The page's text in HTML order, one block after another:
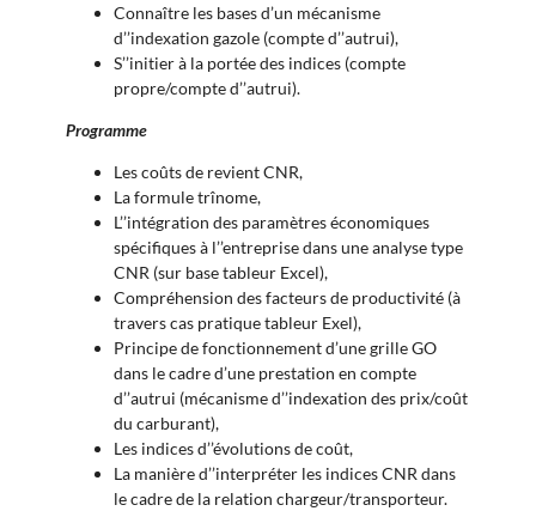
Connaître les bases d’un mécanisme
d’’indexation gazole (compte d’’autrui),
S’’initier à la portée des indices (compte
propre/compte d’’autrui).
Programme
Les coûts de revient CNR,
La formule trînome,
L’’intégration des paramètres économiques
spécifiques à l’’entreprise dans une analyse type
CNR (sur base tableur Excel),
Compréhension des facteurs de productivité (à
travers cas pratique tableur Exel),
Principe de fonctionnement d’une grille GO
dans le cadre d’une prestation en compte
d’’autrui (mécanisme d’’indexation des prix/coût
du carburant),
Les indices d’’évolutions de coût,
La manière d’’interpréter les indices CNR dans
le cadre de la relation chargeur/transporteur.